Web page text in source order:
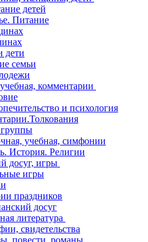
детей
Питание
дети
семьи
комментарии
и психология
учебная, симфонии
История. Религии
досуг, игры
игры
праздников
досуг
литература
свидетельства